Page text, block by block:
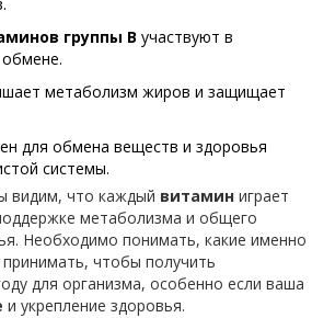
группы B участвуют в
метаболизм жиров и защищает
для обмена веществ и здоровья
системы.
видим, что каждый витамин играет
метаболизма и общего
Необходимо понимать, какие именно
чтобы получить
для организма, особенно если ваша
и укрепление здоровья.